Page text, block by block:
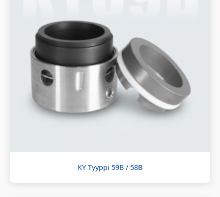
KY Tyyppi 59B / 58B